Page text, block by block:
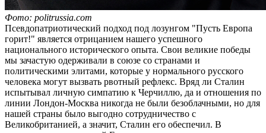
Фото: politrussia.com
Псевдопатриотический подход под лозунгом "Пусть Европа
горит!" является отрицанием нашего успешного
национального исторического опыта. Свои великие победы
мы зачастую одерживали в союзе со странами и
политическими элитами, которые у нормального русского
человека могут вызвать рвотный рефлекс. Вряд ли Сталин
испытывал личную симпатию к Черчиллю, да и отношения по
линии Лондон-Москва никогда не были безоблачными, но для
нашей страны было выгодно сотрудничество с
Великобританией, а значит, Сталин его обеспечил. В